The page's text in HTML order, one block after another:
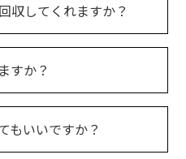
収してくれますか？
すか？
もいいですか？